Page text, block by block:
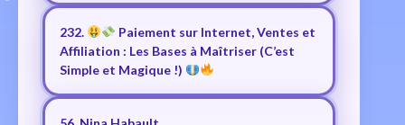
232.
Paiement sur Internet, Ventes et
Affiliation : Les Bases à Maîtriser (C’est
Simple et Magique !)